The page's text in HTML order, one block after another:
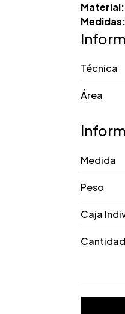
Material:
Medidas:
Técnica
Área
Medida
Peso
Caja